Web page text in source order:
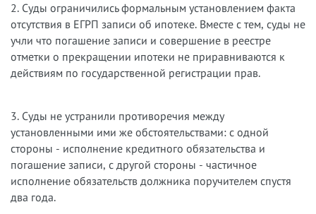
2. Суды ограничились формальным установлением факта
отсутствия в ЕГРП записи об ипотеке. Вместе с тем, суды не
учли что погашение записи и совершение в реестре
отметки о прекращении ипотеки не приравниваются к
действиям по государственной регистрации прав.
3. Суды не устранили противоречия между
установленными ими же обстоятельствами: с одной
стороны - исполнение кредитного обязательства и
погашение записи, с другой стороны - частичное
исполнение обязательств должника поручителем спустя
два года.